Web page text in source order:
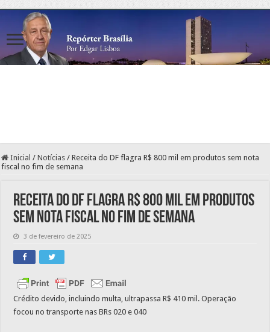
Inicial / Notícias / Receita do DF flagra R$ 800 mil em produtos sem nota
fiscal no fim de semana
Receita do DF flagra R$ 800 mil em produtos
sem nota fiscal no fim de semana
3 de fevereiro de 2025
Crédito devido, incluindo multa, ultrapassa R$ 410 mil. Operação
focou no transporte nas BRs 020 e 040